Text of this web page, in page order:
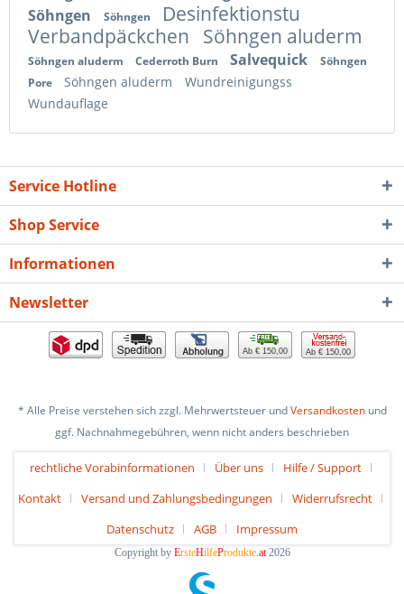
Söhngen
Söhngen
Desinfektionstu
Verbandpäckchen
Söhngen aluderm
Söhngen aluderm Cederroth Burn Salvequick
Söhngen
Pore
Söhngen aluderm
Wundreinigungss
Wundauflage
Service Hotline
Shop Service
Informationen
Newsletter
Ab € 150,00 Ab € 150,00
* Alle Preise verstehen sich zzgl. Mehrwertsteuer undVersandkostenund
ggf. Nachnahmegebühren, wenn nicht anders beschrieben
rechtliche Vorabinformationen Über uns
Hilfe / Support
Kontakt
Versand und Zahlungsbedingungen
Widerrufsrecht
Datenschutz
AGB Impressum
Copyright by ErsteHilfeProdukte.at2026